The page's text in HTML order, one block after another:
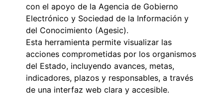
con el apoyo de la Agencia de Gobierno
Electrónico y Sociedad de la Información y
del Conocimiento (Agesic).
Esta herramienta permite visualizar las
acciones comprometidas por los organismos
del Estado, incluyendo avances, metas,
indicadores, plazos y responsables, a través
de una interfaz web clara y accesible.